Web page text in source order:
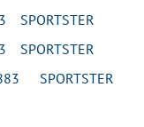
SPORTSTER
SPORTSTER
SPORTSTER